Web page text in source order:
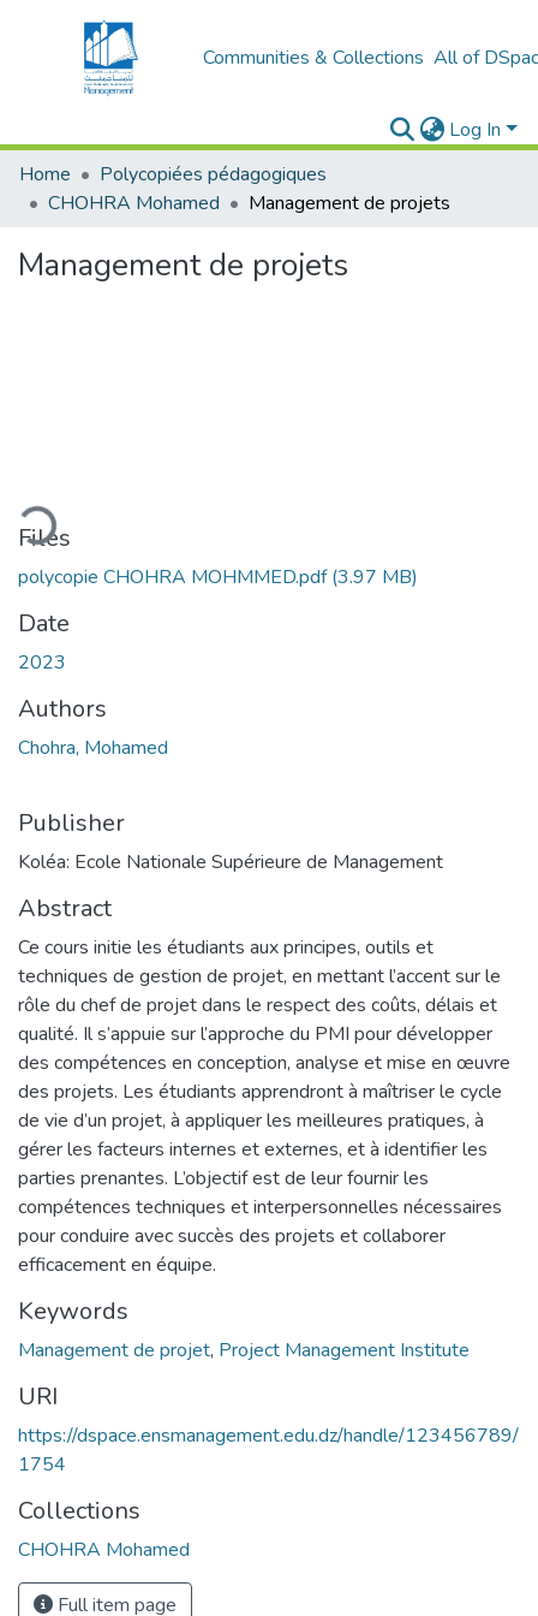
Communities & Collections All of
Log In
Home
Polycopiées pédagogiques
CHOHRA Mohamed
Management de projets
Management de projets
Files
polycopie CHOHRA MOHMMED.pdf(3.97 MB)
Date
2023
Authors
Chohra, Mohamed
Publisher
Koléa: Ecole Nationale Supérieure de Management
Abstract
Ce cours initie les étudiants aux principes, outils et
techniques de gestion de projet, en mettant l’accent sur le
rôle du chef de projet dans le respect des coûts, délais et
qualité. Il s’appuie sur l’approche du PMI pour développer
des compétences en conception, analyse et mise en œuvre
des projets. Les étudiants apprendront à maîtriser le cycle
de vie d’un projet, à appliquer les meilleures pratiques, à
gérer les facteurs internes et externes, et à identifier les
parties prenantes. L’objectif est de leur fournir les
compétences techniques et interpersonnelles nécessaires
pour conduire avec succès des projets et collaborer
efficacement en équipe.
Keywords
Management de projet, Project Management Institute
URI
https://dspace.ensmanagement.edu.dz/handle/123456789/
1754
Collections
CHOHRA Mohamed
Full item page